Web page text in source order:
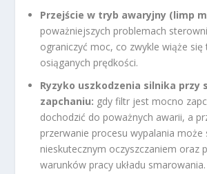
Przejście w tryb awaryjny (limp
poważniejszych problemach
ograniczyć moc, co zwykle wiąże się
osiąganych prędkości.
Ryzyko uszkodzenia silnika przy
zapchaniu: gdy filtr jest mocno
dochodzić do poważnych awarii, a
przerwanie procesu wypalania może
nieskutecznym oczyszczaniem oraz
warunków pracy układu smarowania.